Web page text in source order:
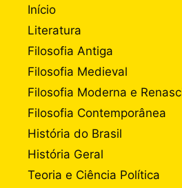
Início
Literatura
Filosofia Antiga
Filosofia Medieval
Filosofia Moderna e
Filosofia Contemporânea
História do Brasil
História Geral
Teoria e Ciência Política